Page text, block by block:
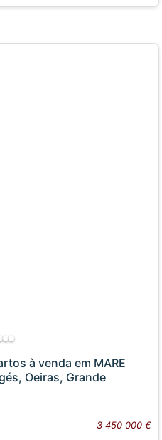
à venda em MARE
Oeiras, Grande
3 450 000 €